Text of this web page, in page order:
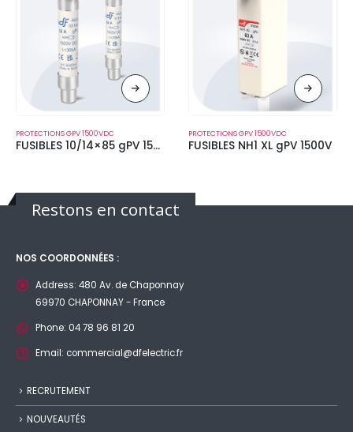
PROTECTIONS GPV 1500VDC
FUSIBLES 10/14×85 gPV 1500V
PROTECTIONS GPV 1500VDC
FUSIBLES NH1 XL gPV 1500V
Restons en contact
NOS COORDONNÉES :
Address: 480 Av. de Chaponnay
69970 CHAPONNAY - France
Phone: 04 78 96 81 20
Email: commercial@dfelectric.fr
RECRUTEMENT
NOUVEAUTÉS